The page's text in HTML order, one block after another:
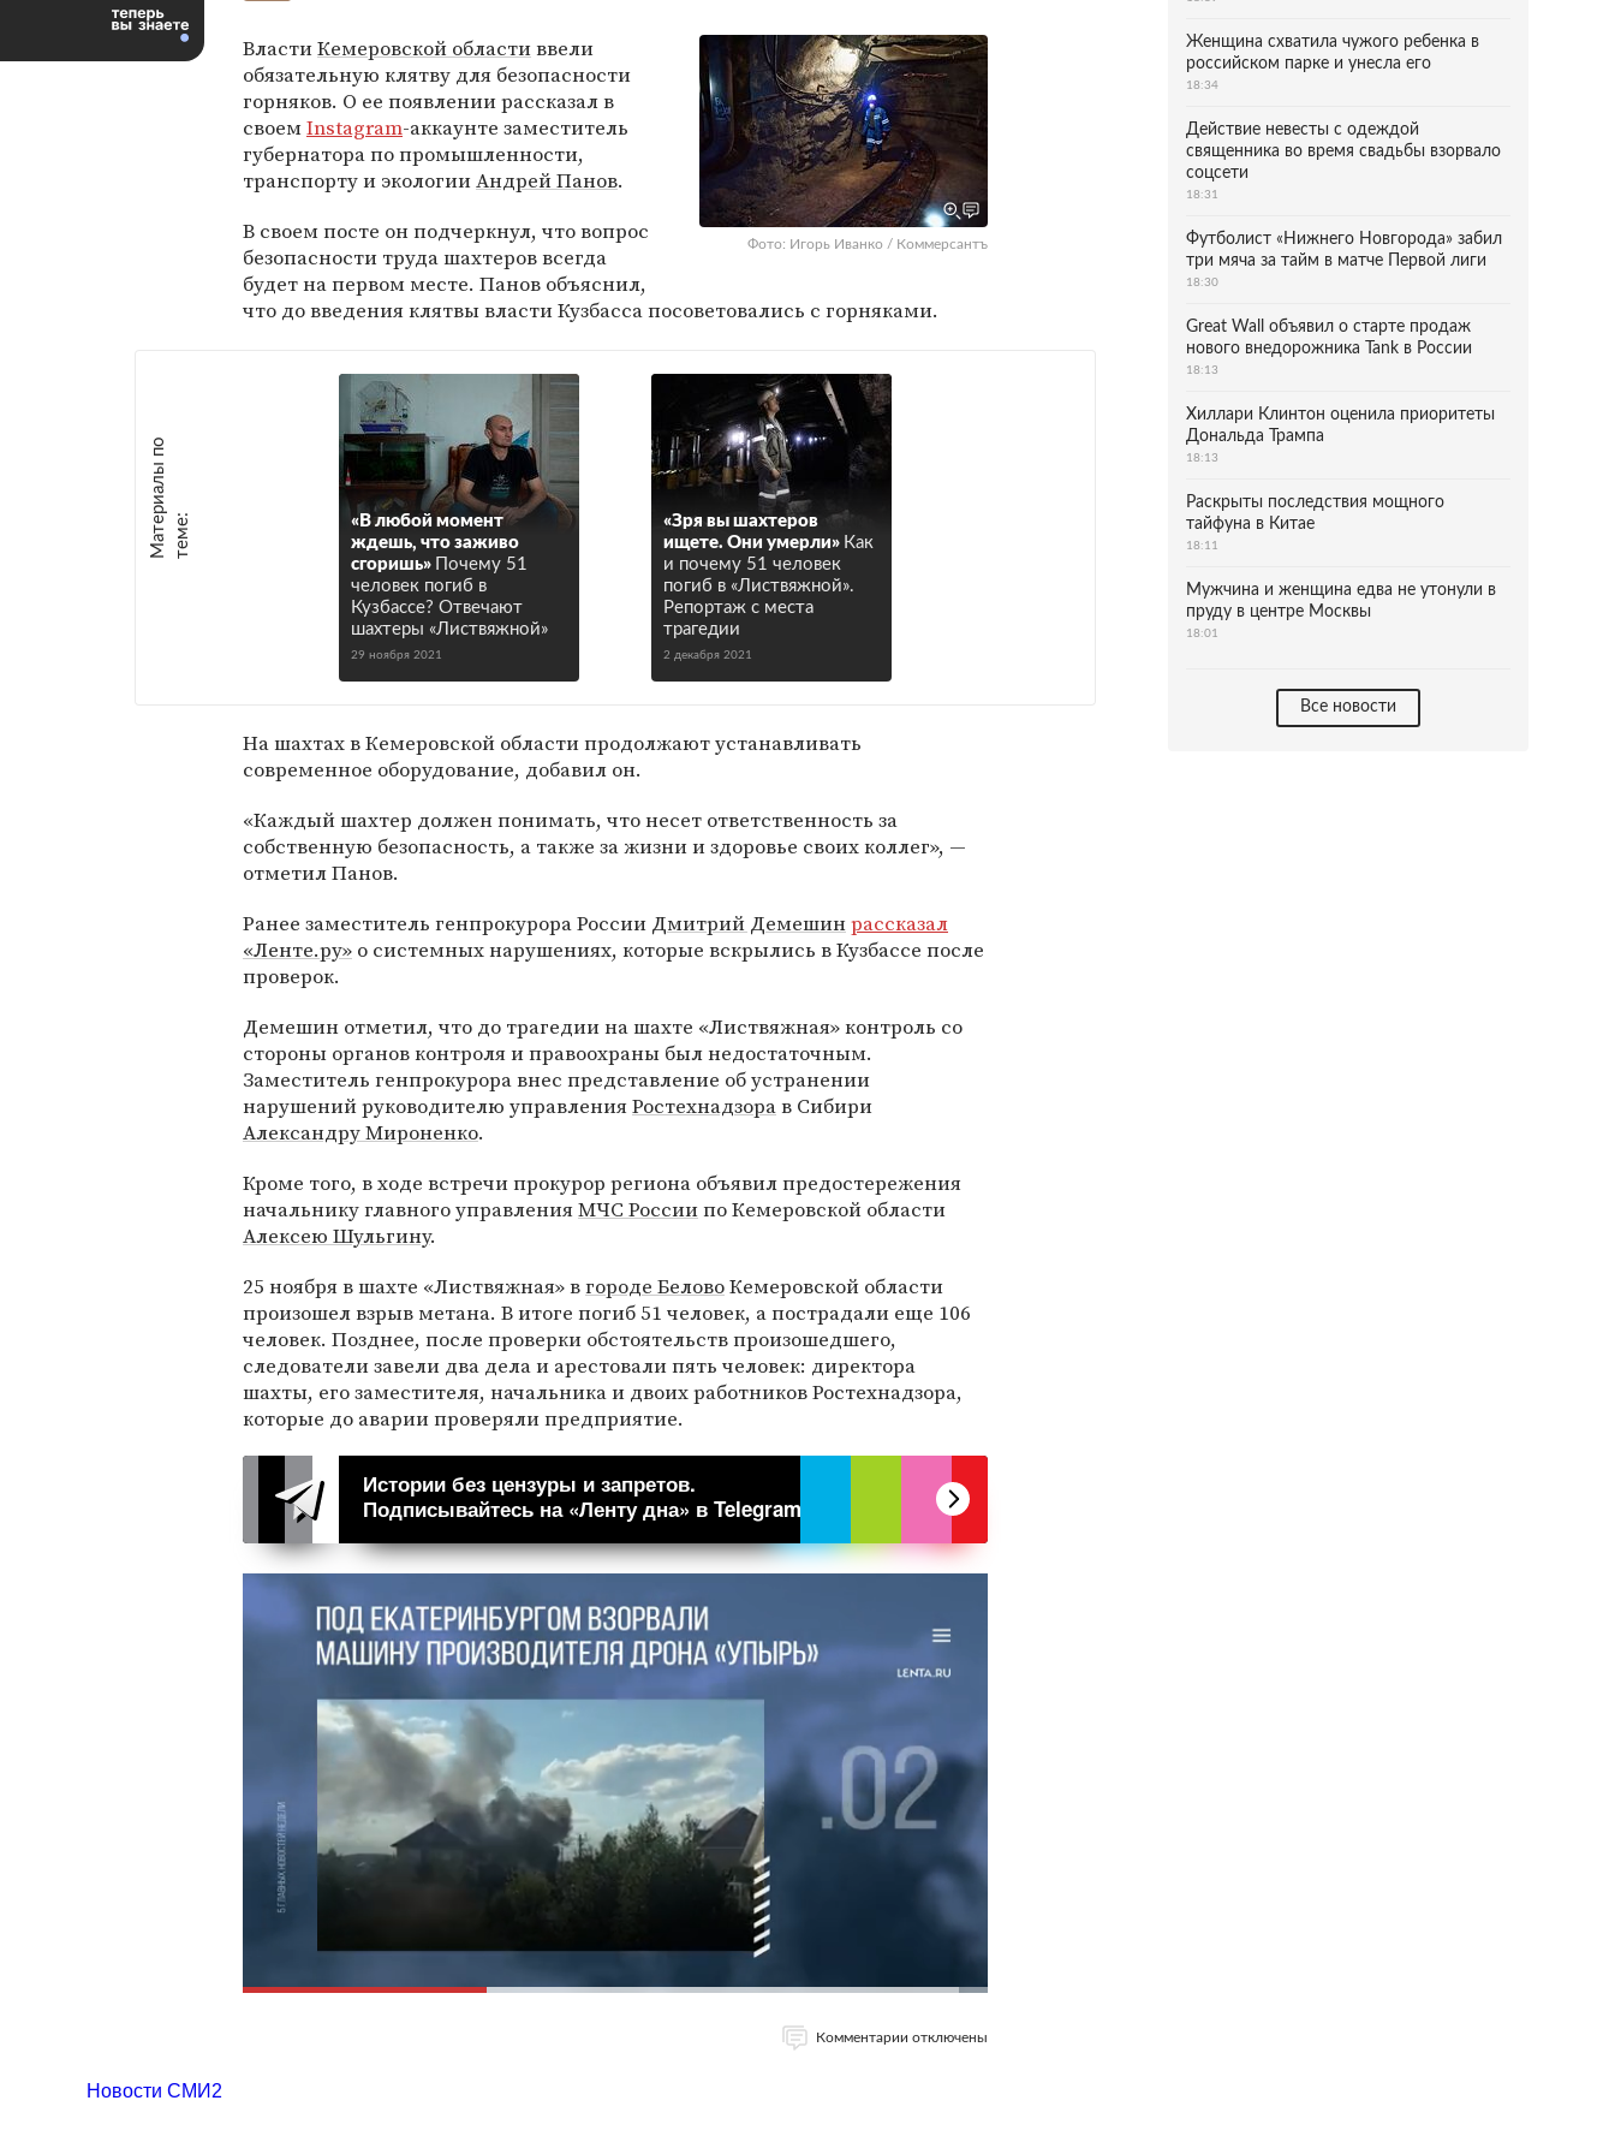
Фото: Игорь Иванко / Коммерсантъ
ВластиКемеровской областиввели
обязательную клятву для безопасности
горняков. О ее появлении рассказал в
своемInstagram-аккаунте заместитель
губернатора по промышленности,
транспорту и экологииАндрей Панов.
В своем посте он подчеркнул, что вопрос
безопасности труда шахтеров всегда
будет на первом месте. Панов объяснил,
что до введения клятвы власти Кузбасса посоветовались с горняками.
М
а
т е
р
и
а
л
ы
п
о
т
е
м
е :
«В любой момент
ждешь, что заживо
сгоришь»
Почему 51
человек погиб в
Кузбассе? Отвечают
шахтеры «Листвяжной»
29 ноября 2021
«Зря вы шахтеров
ищете. Они умерли» Как
и почему 51 человек
погиб в «Листвяжной».
Репортаж с места
трагедии
2 декабря 2021
На шахтах в Кемеровской области продолжают устанавливать
современное оборудование, добавил он.
«Каждый шахтер должен понимать, что несет ответственность за
собственную безопасность, а также за жизни и здоровье своих коллег», —
отметил Панов.
Ранее заместитель генпрокурора России Дмитрий Демешинрассказал
«Ленте.ру» о системных нарушениях, которые вскрылись в Кузбассе после
проверок.
Демешин отметил, что до трагедии на шахте «Листвяжная» контроль со
стороны органов контроля и правоохраны был недостаточным.
Заместитель генпрокурора внес представление об устранении
нарушений руководителю управленияРостехнадзорав Сибири
Александру Мироненко.
Кроме того, в ходе встречи прокурор региона объявил предостережения
начальнику главного управленияМЧС Россиипо Кемеровской области
Алексею Шульгину.
25 ноября в шахте «Листвяжная» вгороде БеловоКемеровской области
произошел взрыв метана. В итоге погиб 51 человек, а пострадали еще 106
человек. Позднее, после проверки обстоятельств произошедшего,
следователи завели два дела и арестовали пять человек: директора
шахты, его заместителя, начальника и двоих работников Ростехнадзора,
которые до аварии проверяли предприятие.
Истории без цензуры и запретов.
Подписывайтесь на «Ленту дна» в Telegram
Комментарии отключены
Женщина схватила чужого ребенка в
российском парке и унесла его
18:34
Действие невесты с одеждой
священника во время свадьбы взорвало
соцсети
18:31
Футболист «Нижнего Новгорода» забил
три мяча за тайм в матче Первой лиги
18:30
Great Wall объявил о старте продаж
нового внедорожника Tank в России
18:13
Хиллари Клинтон оценила приоритеты
Дональда Трампа
18:13
Раскрыты последствия мощного
тайфуна в Китае
18:11
Мужчина и женщина едва не утонули в
пруду в центре Москвы
18:01
Все новости
Новости СМИ2